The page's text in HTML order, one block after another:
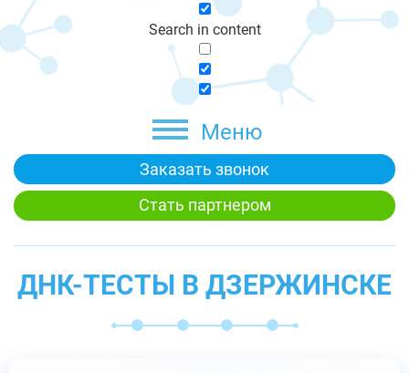
Search in content
Меню
Заказать звонок
Стать партнером
ДНК-ТЕСТЫ В ДЗЕРЖИНСКЕ